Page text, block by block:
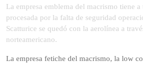
La empresa emblema del macrismo tiene a
procesada por la falta de seguridad
Scatturice se quedó con la aerolínea a
norteamericano.
La empresa fetiche del macrismo, la low